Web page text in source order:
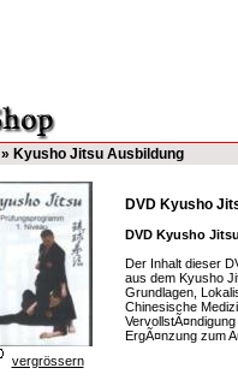
» Kyusho Jitsu Ausbildung
vergrössern
DVD Kyusho
DVD Kyusho
Der Inhalt dieser
aus dem Kyusho
Grundlagen,
Chinesische
ErgÃ¤nzung zum